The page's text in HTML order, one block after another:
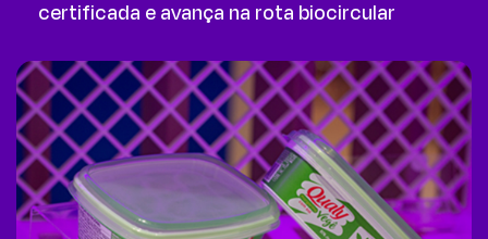
certificada e avança na rota biocircular